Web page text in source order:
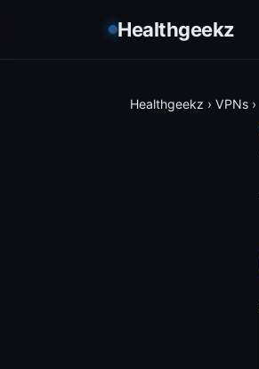
Healthgeekz
Healthgeekz › VPNs ›